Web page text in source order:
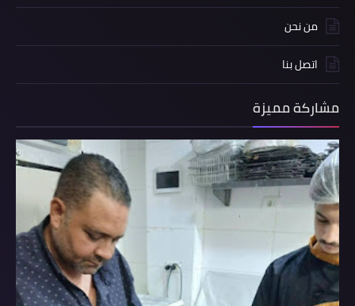
من نحن
اتصل بنا
مشاركة مميزة